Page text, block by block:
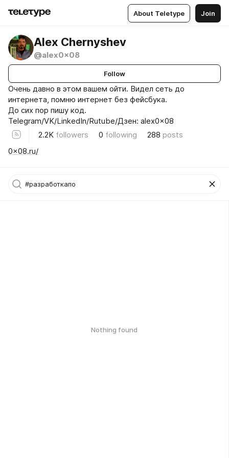
About Teletype Join
Alex Chernyshev
@alex0x08
Follow
Очень давно в этом вашем ойти. Видел сеть до
интернета, помню интернет без фейсбука.
До сих пор пишу код.
Telegram/VK/LinkedIn/Rutube/Дзен: alex0x08
2.2K followers 0 following 288 posts
0x08.ru/
Nothing found